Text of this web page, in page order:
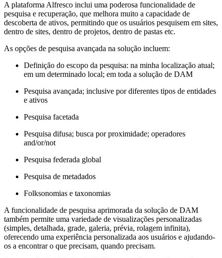
A plataforma Alfresco inclui uma poderosa funcionalidade de
pesquisa e recuperação, que melhora muito a capacidade de
descoberta de ativos, permitindo que os usuários pesquisem em sites,
dentro de sites, dentro de projetos, dentro de pastas etc.
As opções de pesquisa avançada na solução incluem:
Definição do escopo da pesquisa: na minha localização atual;
em um determinado local; em toda a solução de DAM
Pesquisa avançada; inclusive por diferentes tipos de entidades
e ativos
Pesquisa facetada
Pesquisa difusa; busca por proximidade; operadores
and/or/not
Pesquisa federada global
Pesquisa de metadados
Folksonomias e taxonomias
A funcionalidade de pesquisa aprimorada da solução de DAM
também permite uma variedade de visualizações personalizadas
(simples, detalhada, grade, galeria, prévia, rolagem infinita),
oferecendo uma experiência personalizada aos usuários e ajudando-
os a encontrar o que precisam, quando precisam.